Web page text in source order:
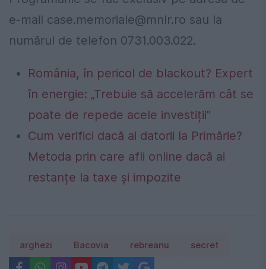
e-mail case.memoriale@mnlr.ro sau la
numărul de telefon 0731.003.022.
România, în pericol de blackout? Expert
în energie: „Trebuie să accelerăm cât se
poate de repede acele investiții”
Cum verifici dacă ai datorii la Primărie?
Metoda prin care afli online dacă ai
restanțe la taxe și impozite
arghezi Bacovia rebreanu secret